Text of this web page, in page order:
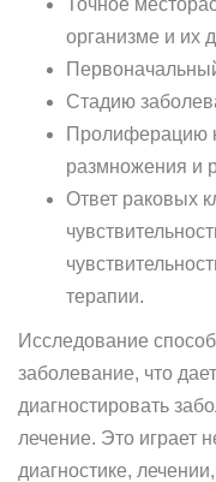
Точное
организме и их
Стадию
Пролиферацию
размножения и
Ответ раковых
терапии.
Исследование
заболевание, что
диагностировать
лечение. Это играет
диагностике,